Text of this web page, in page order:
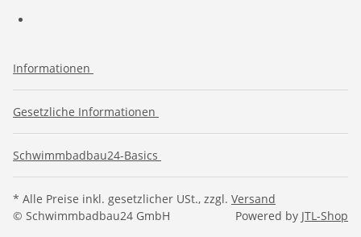
Informationen
Gesetzliche Informationen
Schwimmbadbau24-Basics
* Alle Preise inkl. gesetzlicher USt., zzgl. Versand
© Schwimmbadbau24 GmbH
Powered by JTL-Shop